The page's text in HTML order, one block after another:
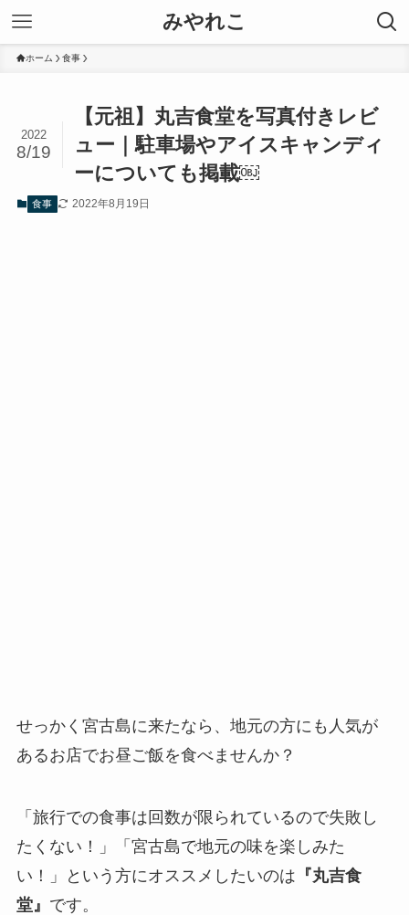
みやれこ
ホーム 食事
【元祖】丸吉食堂を写真付きレビ
ュー｜駐車場やアイスキャンディ
ーについても掲載￼
2022
8/19
食事 2022年8月19日
せっかく宮古島に来たなら、地元の方にも人気が
あるお店でお昼ご飯を食べませんか？
「旅行での食事は回数が限られているので失敗し
たくない！」「宮古島で地元の味を楽しみた
い！」という方にオススメしたいのは 『丸吉食
堂』 です。